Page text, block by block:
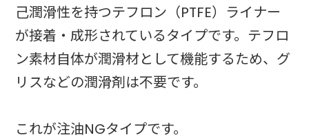
己潤滑性を持つテフロン（PTFE）ライナー
が接着・成形されているタイプです。テフロ
ン素材自体が潤滑材として機能するため、グ
リスなどの潤滑剤は不要です。
これが注油NGタイプです。